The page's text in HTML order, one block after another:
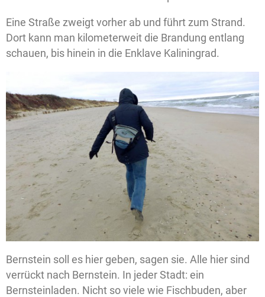
Eine Straße zweigt vorher ab und führt zum Strand.
Dort kann man kilometerweit die Brandung entlang
schauen, bis hinein in die Enklave Kaliningrad.
Bernstein soll es hier geben, sagen sie. Alle hier sind
verrückt nach Bernstein. In jeder Stadt: ein
Bernsteinladen. Nicht so viele wie Fischbuden, aber